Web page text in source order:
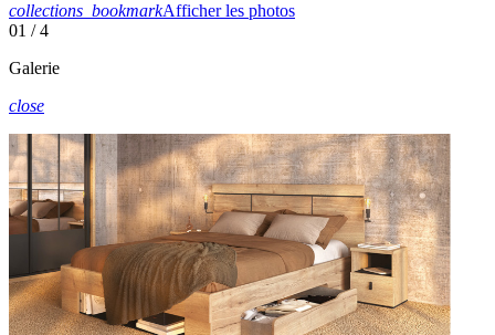
collections_bookmarkAfficher les photos
01 / 4
Galerie
close